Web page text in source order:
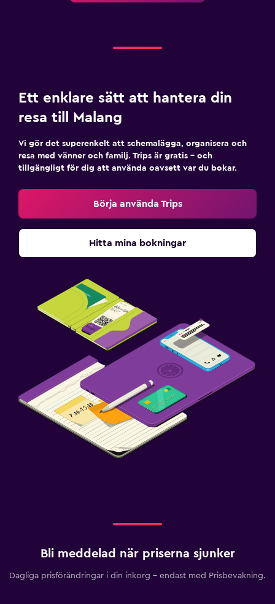
Ett enklare sätt att hantera din
resa till Malang
Vi gör det superenkelt att schemalägga, organisera och
resa med vänner och familj. Trips är gratis – och
tillgängligt för dig att använda oavsett var du bokar.
Börja använda Trips
Hitta mina bokningar
Bli meddelad när priserna sjunker
Dagliga prisförändringar i din inkorg – endast med Prisbevakning.